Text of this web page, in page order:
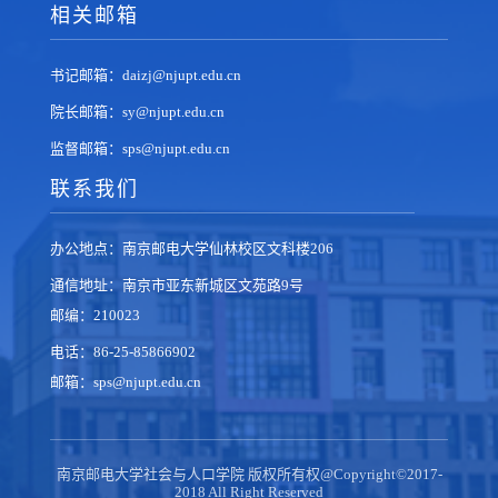
相关邮箱
书记邮箱：daizj@njupt.edu.cn
院长邮箱：sy@njupt.edu.cn
监督邮箱：sps@njupt.edu.cn
联系我们
办公地点：南京邮电大学仙林校区文科楼206
通信地址：南京市亚东新城区文苑路9号
邮编：210023
电话：86-25-85866902
邮箱：sps@njupt.edu.cn
南京邮电大学社会与人口学院 版权所有权@Copyright©2017-
2018 All Right Reserved